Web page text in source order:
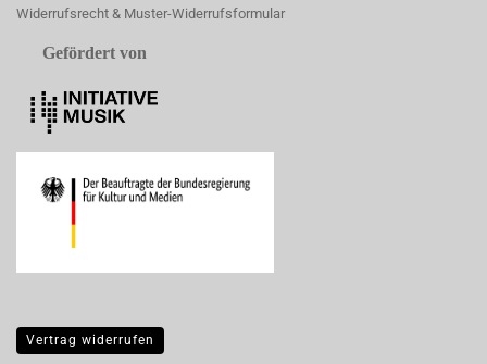
Widerrufsrecht & Muster-Widerrufsformular
Gefördert von
Vertrag widerrufen